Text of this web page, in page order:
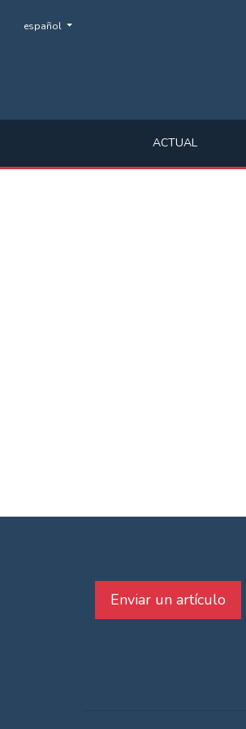
Información para bibliotecarios/as
ACTUAL
Cambiar el idioma. El actual es:
español
Enviar un artículo